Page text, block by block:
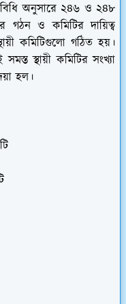
বিধি অনুসারে ২৪৬ ও ২৪৮
গঠন ও কমিটির দায়িত্ব
কমিটিগুলো গঠিত হয়।
স্থায়ী কমিটির সংখ্যা
হল।